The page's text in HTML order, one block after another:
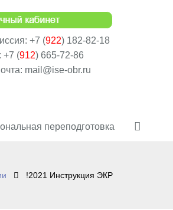
+7 (922) 182-82-18
+7 (912) 665-72-86
mail@ise-obr.ru
переподготовка
!2021 Инструкция ЭКР